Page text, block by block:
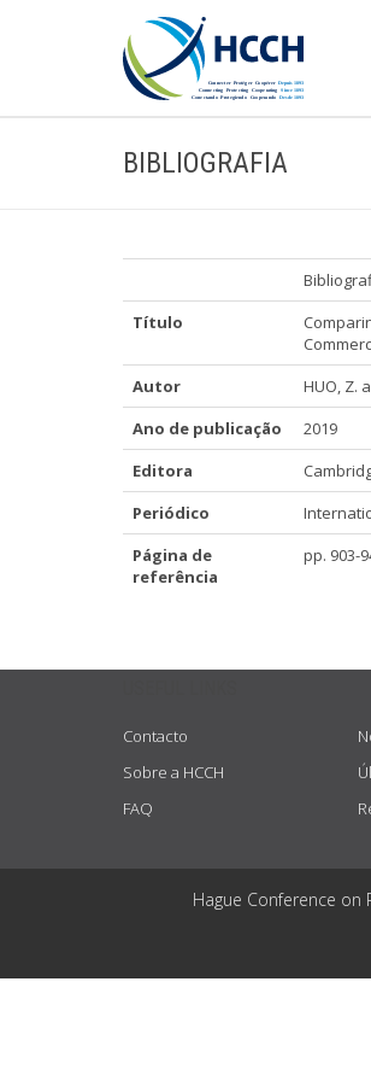
BIBLIOGRAFIA
Título
Autor
HUO, Z.
Ano de publicação
2019
Editora
Periódico
Página de
referência
pp. 903-
Contacto
Sobre a HCCH
FAQ
Hague Conference